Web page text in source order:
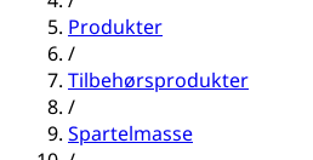
Produkter
/
Tilbehørsprodukter
/
Spartelmasse